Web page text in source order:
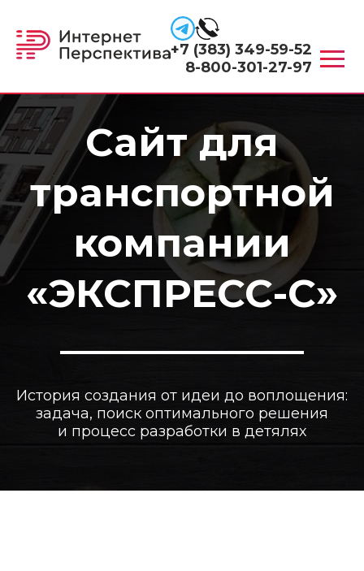
+7 (383) 349-59-52
8-800-301-27-97
Сайт для
транспортной
компании
«ЭКСПРЕСС-С»
История создания от идеи до воплощения:
задача, поиск оптимального решения
и процесс разработки в детялях